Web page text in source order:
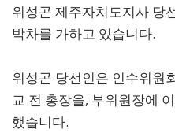
위성곤 제주자치도지사 당
박차를 가하고 있습니다.
위성곤 당선인은 인수위원
교 전 총장을, 부위원장에
했습니다.